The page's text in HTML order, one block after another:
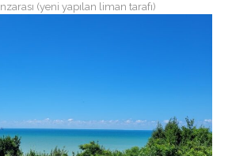
(yeni yapılan liman tarafı)